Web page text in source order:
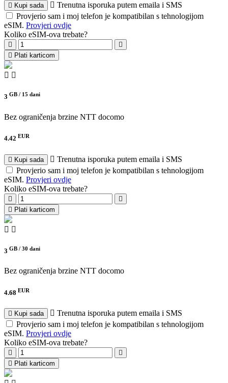
Kupi sada
Trenutna isporuka putem emaila i SMS
Provjerio sam i moj telefon je kompatibilan s tehnologijom
eSIM. Provjeri ovdje
Koliko eSIM-ova trebate?
Plati karticom
3 GB / 15 dani
Bez ograničenja brzine NTT docomo
4.42 EUR
Kupi sada
Trenutna isporuka putem emaila i SMS
Provjerio sam i moj telefon je kompatibilan s tehnologijom
eSIM. Provjeri ovdje
Koliko eSIM-ova trebate?
Plati karticom
3 GB / 30 dani
Bez ograničenja brzine NTT docomo
4.68 EUR
Kupi sada
Trenutna isporuka putem emaila i SMS
Provjerio sam i moj telefon je kompatibilan s tehnologijom
eSIM. Provjeri ovdje
Koliko eSIM-ova trebate?
Plati karticom